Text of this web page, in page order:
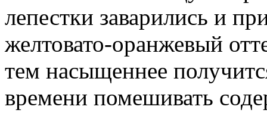
лепестки заварились и
желтовато-оранжевый
тем насыщеннее
времени помешивать